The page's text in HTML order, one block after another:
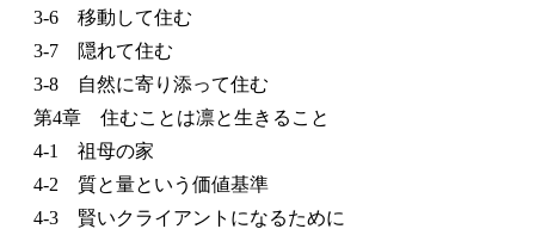
3-6 移動して住む
3-7 隠れて住む
3-8 自然に寄り添って住む
第4章 住むことは凛と生きること
4-1 祖母の家
4-2 質と量という価値基準
4-3 賢いクライアントになるために